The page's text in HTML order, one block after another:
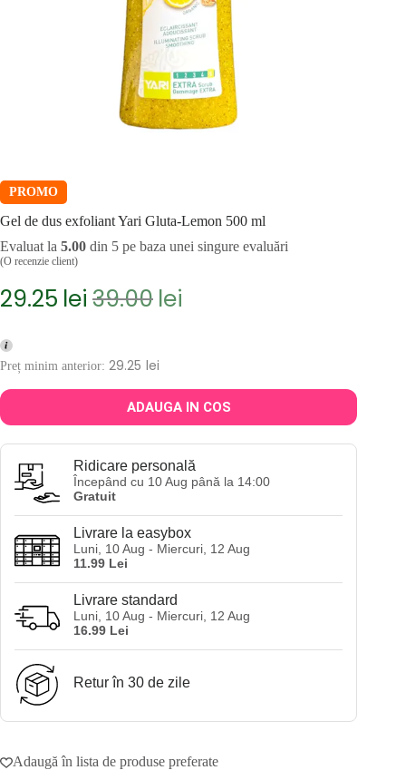
PROMO
Gel de dus exfoliant Yari Gluta-Lemon 500 ml
Evaluat la 5.00 din 5 pe baza unei singure evaluări
(O recenzie client)
39.00 lei
Prețul
39.00lei.
29.25 lei Prețul
Preț minim anterior: 29.25 lei
ADAUGA IN COS
Ridicare personală
Începând cu 10 Aug până la 14:00
Gratuit
Livrare la easybox
Luni, 10 Aug - Miercuri, 12 Aug
11.99 Lei
Livrare standard
Luni, 10 Aug - Miercuri, 12 Aug
16.99 Lei
Retur în 30 de zile
Adaugă în lista de produse preferate